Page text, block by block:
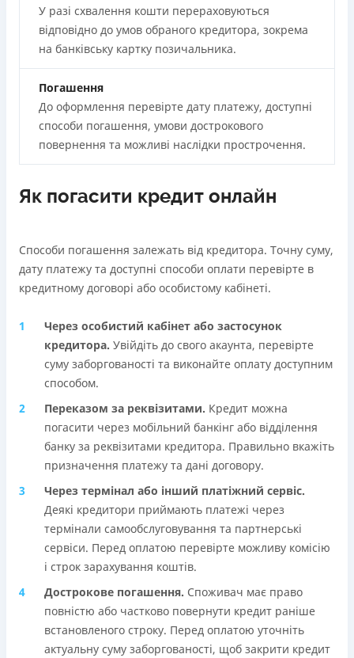
У разі схвалення кошти перераховуються
відповідно до умов обраного кредитора, зокрема
на банківську картку позичальника.
Погашення
До оформлення перевірте дату платежу, доступні
способи погашення, умови дострокового
повернення та можливі наслідки прострочення.
Як погасити кредит онлайн
Способи погашення залежать від кредитора. Точну суму,
дату платежу та доступні способи оплати перевірте в
кредитному договорі або особистому кабінеті.
Через особистий кабінет або застосунок
кредиторa. Увійдіть до свого акаунта, перевірте
суму заборгованості та виконайте оплату доступним
способом.
Переказом за реквізитами. Кредит можна
погасити через мобільний банкінг або відділення
банку за реквізитами кредитора. Правильно вкажіть
призначення платежу та дані договору.
Через термінал або інший платіжний сервіс.
Деякі кредитори приймають платежі через
термінали самообслуговування та партнерські
сервіси. Перед оплатою перевірте можливу комісію
і строк зарахування коштів.
Дострокове погашення. Споживач має право
повністю або частково повернути кредит раніше
встановленого строку. Перед оплатою уточніть
актуальну суму заборгованості, щоб закрити кредит